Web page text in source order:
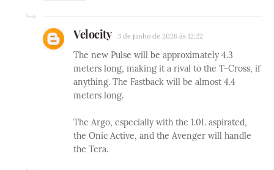
Velocity 3 de junho de 2026 às 12:22
The new Pulse will be approximately 4.3
meters long, making it a rival to the T-Cross, if
anything. The Fastback will be almost 4.4
meters long.
The Argo, especially with the 1.0L aspirated,
the Onic Active, and the Avenger will handle
the Tera.